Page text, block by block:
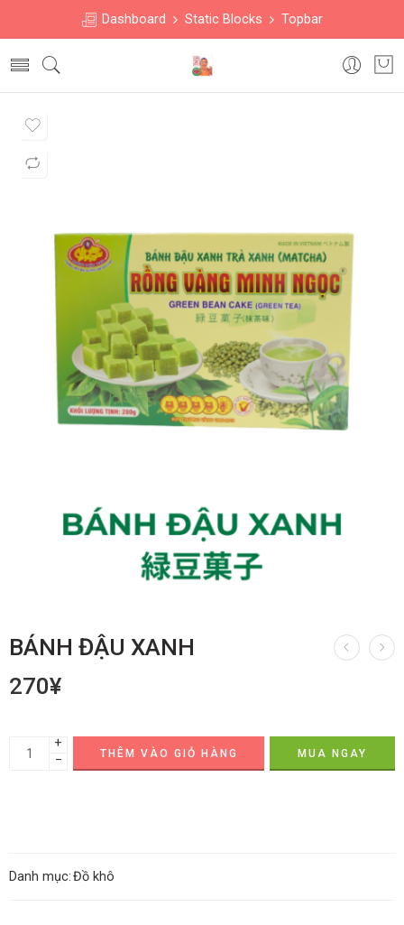
Dashboard Static Blocks Topbar
BÁNH ĐẬU XANH
270¥
+
−
THÊM VÀO GIỎ HÀNG MUA NGAY
Danh mục:Đồ khô